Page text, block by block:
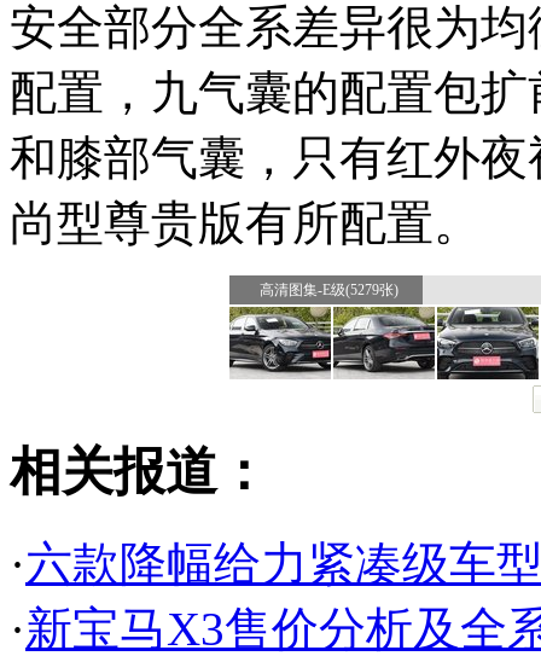
安全部分全系差异很为
配置，九气囊的配置包
和膝部气囊，只有红外
尚型尊贵版有所配置。
高清图集-E级(5279张)
相关报道：
·六款降幅给力紧凑级车
·新宝马X3售价分析及全